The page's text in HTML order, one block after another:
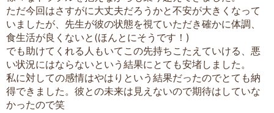
ただ今回はさすがに大丈夫だろうかと不安が大きくなって
いましたが、先生が彼の状態を視ていただき確かに体調、
食生活が良くないと(ほんとにそうです！)
でも助けてくれる人もいてこの先持ちこたえていける、悪
い状況にはならないという結果にとても安堵しました。
私に対しての感情はやはりという結果だったのでとても納
得できました。彼との未来は見えないので期待はしていな
かったので笑